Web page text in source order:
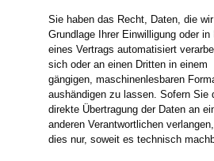
Sie haben das Recht, Daten, die
Grundlage Ihrer Einwilligung oder in
eines Vertrags automatisiert
sich oder an einen Dritten in einem
gängigen, maschinenlesbaren
aushändigen zu lassen. Sofern Sie
direkte Übertragung der Daten an
anderen Verantwortlichen
dies nur, soweit es technisch